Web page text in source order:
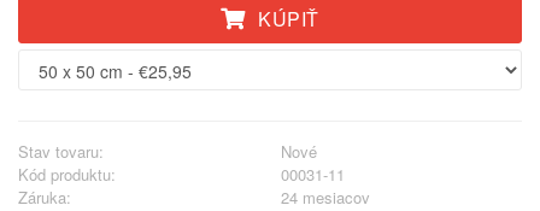
KÚPIŤ
Stav tovaru:
Nové
Kód produktu:
00031-11
Záruka:
24 mesiacov